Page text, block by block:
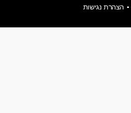
• הצהרת נגישות